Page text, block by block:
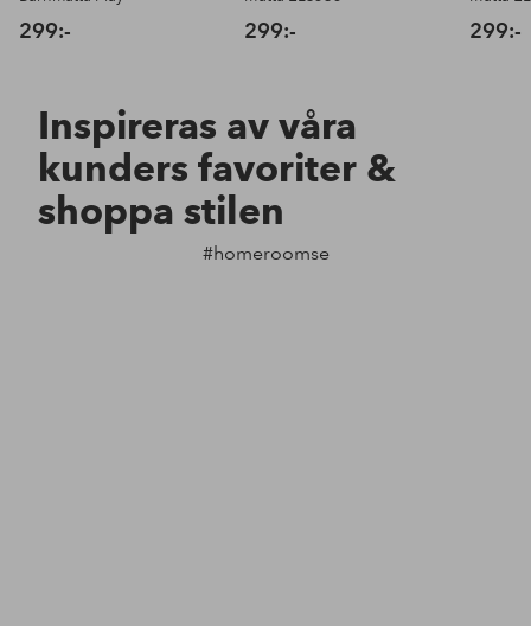
299:- 299:- 299:-
Inspireras av våra
kunders favoriter &
shoppa stilen
#homeroomse